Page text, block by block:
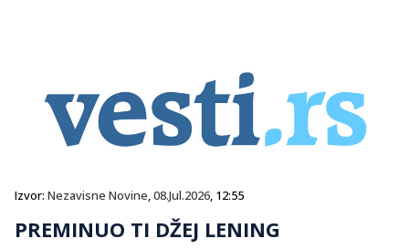
Izvor: Nezavisne Novine,08.Jul.2026, 12:55
PREMINUO TI DŽEJ LENING